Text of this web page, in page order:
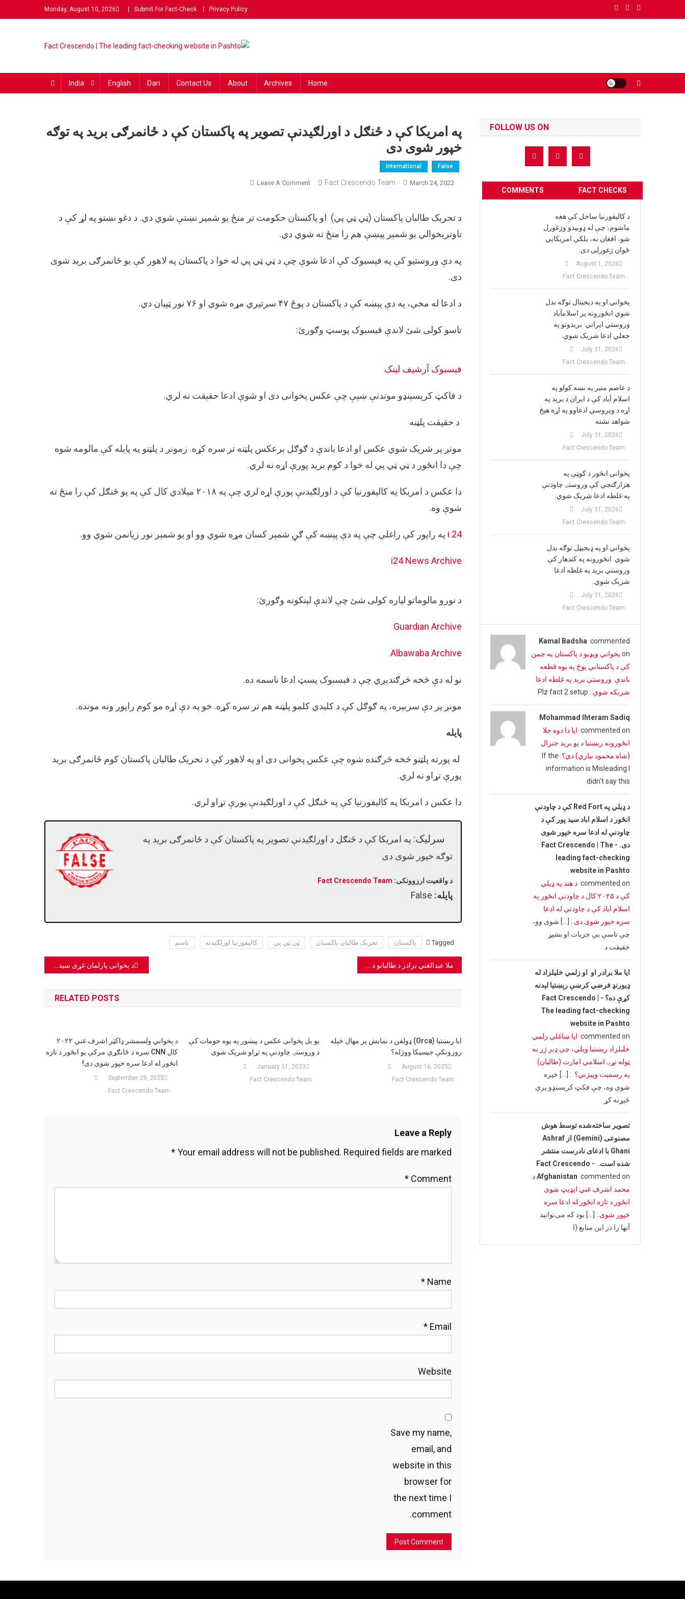
to
Monday, August 10, 2026 Privacy Policy
Submit For Fact-Check
fact-checking website in Pashto
Home
Archives
About
Contact Us
Dari
English
India
په امریکا کې د ځنګل د اورلګیدنې تصویر په پاکستان کې د ځانمرګی برید په توګه
خپور شوی دی
False
International
March 24, 2022
Fact Crescendo Team
Leave A Comment
کې
اورلګیدنې
شوی
د تحريک طالبان پاکستان (ټي ټي پي) او پاکستان حکومت تر منځ یو شمېر نښتې شوي دي. د دغو نښتو په لړ کې د
تاوتریخوالي یو شمېر پېښې هم را منځ ته شوي دي.
په دې وروستیو کې په فېسبوک کې ادعا شوې چې د ټي ټي پي له خوا د پاکستان په لاهور کې یو ځانمرګی برید شوی
دی.
د ادعا له مخې، په دې پېښه کې د پاکستان د پوځ ۴۷ سرتیري مړه شوي او ۷۶ نور ټپیان دي.
تاسو کولی شئ لاندې فیسبوک پوسټ وګورئ:
فېسبوک آرشيف لینک
د فاکټ کرېسینډو موندنې ښیې چې عکس پخوانی دی او شوې ادعا حقیقت نه لري.
د حقیقت پلټنه
مونږ پر شریک شوي عکس او ادعا باندې د ګوګل برعکس پلټنه تر سره کړه. زمونږ د پلټنو په پایله کې مالومه شوه
چې دا انځور د ټي ټي پي له خوا د کوم برید پورې اړه نه لري.
دا عکس د امریکا په کالیفورنیا کې د اورلګیدنې پورې اړه لري چې په ۲۰۱۸ میلادي کال کې په یو ځنګل کې را منځ ته
شوې وه.
i 24 په راپور کې راغلي چې په دې پېښه کې ګڼ شمېر کسان مړه شوي وو او یو شمېر نور زیانمن شوي وو.
i24 News Archive
د نورو مالوماتو لپاره کولی شئ چې لاندې لېنکونه وګورئ:
Guardian Archive
Albawaba Archive
نو له دې څخه څرګندیږي چې د فېسبوک پسټ ادعا ناسمه ده.
مونږ پر دې سربېره، په ګوګل کې د کلیدي کلمو پلټنه هم تر سره کړه. خو په دې اړه مو کوم راپور ونه مونده.
پایله
له پورته پلټنو څخه څرګنده شوه چې عکس پخوانی دی او په لاهور کې د تحریک طالبان پاکستان کوم ځانمرګی برید
پورې تړاو نه لري.
دا عکس د امریکا په کالیفورنیا کې په ځنګل کې د اورلګېدنې پورې تړاو لري.
سرلیک: په امریکا کې د ځنګل د اورلګیدنې تصویر په پاکستان کې د ځانمرګی برید په
توګه خپور شوی دی
د واقعیت ارزوونکی: Fact Crescendo Team
پایله:
Tagged پاکستان تحریک طالبان پاکستان ټي ټي پي کالیفورنیا اورلګېدنه ناسم
Post
navigation
د پخوانی پارلمان غړی سید احمد سېلاب ژوندی دی؛ خو نوموړی د فېسبوک کاروونکو له خوا مړ بلل شوی
RELATED POSTS
د پخواني ولسمشر ډاکټر اشرف غني ۲۰۲۲
کال CNN سره د ځانګړې مرکې یو انځور د تازه
انځور له ادعا سره خپور شوی دی!
September 29, 2025
Fact Crescendo Team
یو بل پخوانی عکس د پیښور په یوه جومات کې
د وروستۍ چاودنې په تړاو شریک شوی
January 31, 2023
Fact Crescendo Team
ایا رېښتیا (Orca) ډولفن د نمایش پر مهال خپله
روزونکې جیسیکا ووژله؟
August 16, 2025
Fact Crescendo Team
Leave a Reply
Your email address will not be published. Required fields are marked
*
Comment
*
Name
*
Email
*
Website
Save my name,
email, and
website in this
browser for
the next time I
comment.
FOLLOW US ON
FACT CHECKS
COMMENTS
د کالیفورنیا ساحل کې هغه
ماشوم، چې له ډوبیدو وژغورل
شو، افغان نه، بلکې امریکایي
ځوان ژغورلی دی.
August 1, 2026
Fact Crescendo Team
پخواني او په دیجیتال توګه بدل
شوي انځورونه پر اسلامآباد
وروستي ایراني بريدونو په
جعلي ادعا شریک شوي.
July 31, 2026
Fact Crescendo Team
د عاصم منیر په نښه کولو په
اسلام آباد کې د ایران د برید په
اړه د ویروسي ادعاوو په اړه هیڅ
شواهد نشته
July 31, 2026
Fact Crescendo Team
پخواني انځور د کوټې په
هزارګنجي کې وروستۍ چاودنې
په غلطه ادعا شریک شوي.
July 31, 2026
Fact Crescendo Team
پخواني او په ډيجيټل توګه بدل
شوي انځورونه په کندهار کې
وروستي برید په غلطه ادعا
شریک شوي.
July 31, 2026
Fact Crescendo Team
Kamal Badsha commented
on پخواني ویډیو د پاکستان په چمن
کې د پاکستاني پوځ په یوه قطعه
باندې وروستي برید په غلطه ادعا
شریکه شوې. : Plz fact 2 setup
Mohammad Ihteram Sadiq
commented on ایا دا دوه جلا
انځورونه رېښتیا د یو برید جنرال
(شاه محمود نیازي) دي؟ : If the
information is Misleading I
didn't say this
د ډیلي په Red Fort کې د چاودنې
انځور د اسلام اباد سید پور کې د
چاودنې له ادعا سره خپور شوی
دی. - Fact Crescendo | The
leading fact-checking
website in Pashto
commented on د هند په ډیلي
کې د ۲۰۲۵ کال د چاودنې انځور په
اسلام اباد کې د چاودنې له ادعا
سره خپور شوی دی. : […] شوی وو،
چې تاسې یې جزیات او بشپړ
حقیقت د
ایا ملا برادر او او زلمي خلیلزاد له
ډیورنډ فرضي کرښې رېښتیا لېدنه
کړې ده؟ - Fact Crescendo |
The leading fact-checking
website in Pashto
commented on ایا ښاغلي زلمي
خلیلزاد رېښتیا ویلي، چې ډېر ژر به
ټوله نړۍ اسلامي امارت (طالبان)
په رسمیت وپیژني؟ : […] خپره
شوې وه، چې فکټ کریسنډو پرې
څېړنه کړ
تصویر ساخته‌شده توسط هوش
مصنوعی (Gemini) از Ashraf
Ghani با ادعای نادرست منتشر
شده است. - Fact Crescendo
Afghanistan commented on
د
محمد اشرف غني ایډیټ شوی
انځور د تازه انځور له ادعا سره
خپور شوی. : […] بود که می‌توانید
آنها را در این منابع (ا